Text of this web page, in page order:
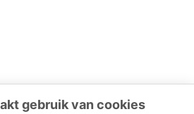
gebruik van cookies